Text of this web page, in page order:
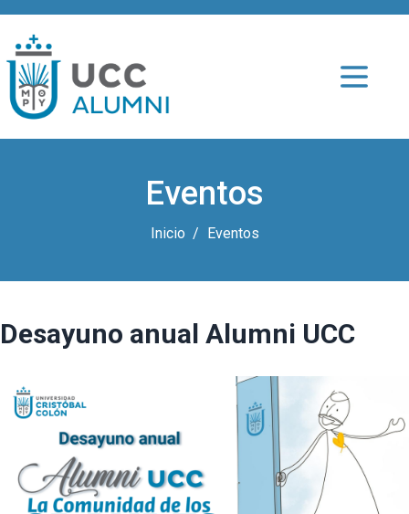
Eventos
Inicio Eventos
Desayuno anual Alumni UCC